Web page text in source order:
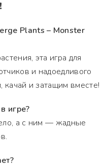
Plants – Monster
эта игра для
и надоедливого
качай и затащим вместе!
игре?
а с ним — жадные